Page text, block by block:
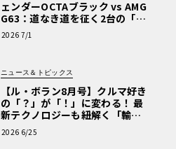
ェンダーOCTAブラック vs AMG
G63：道なき道を征く2台の「対
極的アプローチ」
2026 7/1
ニュース＆トピックス
【ル・ボラン8月号】クルマ好き
の「？」が「！」に変わる！ 最
新テクノロジーも紐解く「輸入
車Q&A」
2026 6/25